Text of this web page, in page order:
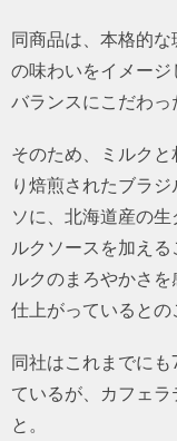
同商品は、本格的
の味わいをイメー
バランスにこだわっ
そのため、ミルク
り焙煎されたブラ
ソに、北海道産の
ルクソースを加え
ルクのまろやかさ
仕上がっているとの
同社はこれまでに
ているが、カフェ
と。